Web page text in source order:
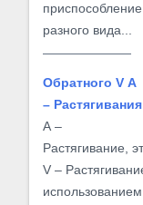
разного вида...
Обратного V А
– Растягивания
А –
Растягивание,
V –
использованием